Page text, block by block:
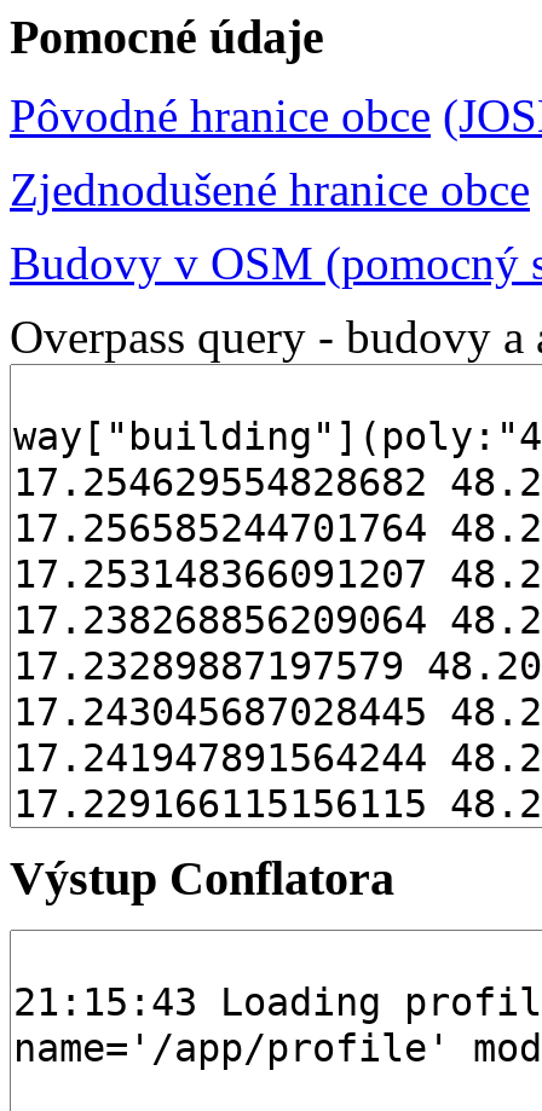
Pomocné údaje
Pôvodné hranice obce
Zjednodušené hranice obce
Budovy v OSM (pomocný
Overpass query - budovy a
Výstup Conflatora